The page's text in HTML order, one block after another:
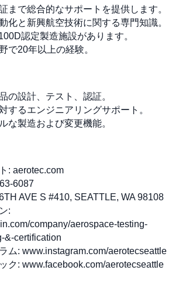
まで総合的なサポートを提供します。
化と新興航空技術に関する専門知識。
認定製造施設があります。
で20年以上の経験。
の設計、テスト、認証。
するエンジニアリングサポート。
な製造および変更機能。
: aerotec.com
6087
AVE S #410, SEATTLE, WA 98108
:
company/aerospace-testing-
&-certification
ム: www.instagram.com/aerotecseattle
ク: www.facebook.com/aerotecseattle